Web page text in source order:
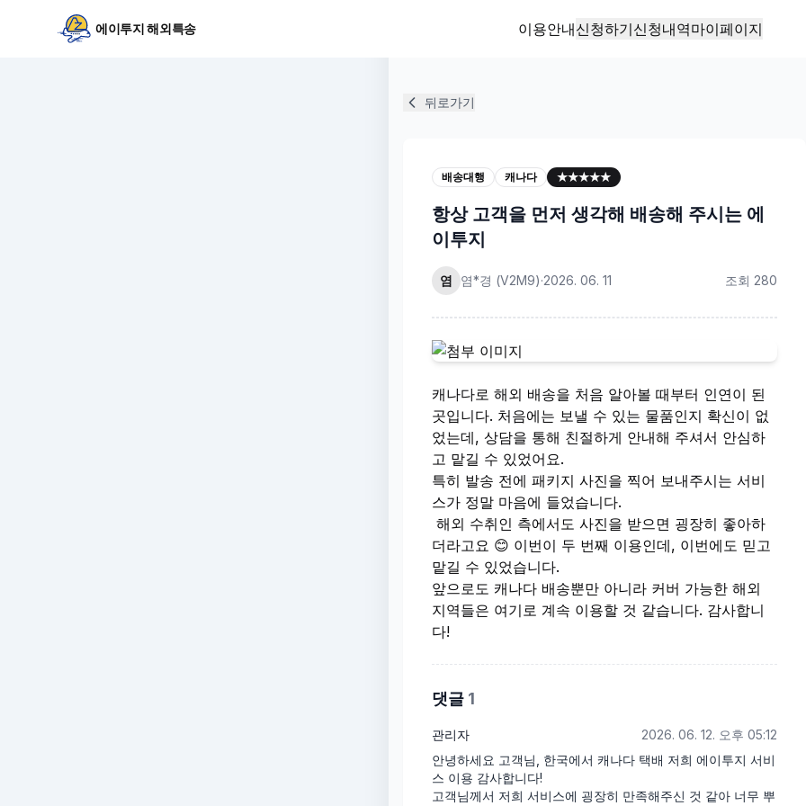
에이투지 해외특송 이용안내신청하기신청내역마이페이지
뒤로가기
배송대행 캐나다 ★★★★★
항상 고객을 먼저 생각해 배송해 주시는 에
이투지
염 염*경 (V2M9)·2026. 06. 11 조회 280
캐나다로 해외 배송을 처음 알아볼 때부터 인연이 된
곳입니다. 처음에는 보낼 수 있는 물품인지 확신이 없
었는데, 상담을 통해 친절하게 안내해 주셔서 안심하
고 맡길 수 있었어요.
특히 발송 전에 패키지 사진을 찍어 보내주시는 서비
스가 정말 마음에 들었습니다.
해외 수취인 측에서도 사진을 받으면 굉장히 좋아하
더라고요 😊 이번이 두 번째 이용인데, 이번에도 믿고
맡길 수 있었습니다.
앞으로도 캐나다 배송뿐만 아니라 커버 가능한 해외
지역들은 여기로 계속 이용할 것 같습니다. 감사합니
다!
댓글 1
관리자
2026. 06. 12. 오후 05:12
안녕하세요 고객님, 한국에서 캐나다 택배 저희 에이투지 서비
스 이용 감사합니다!
고객님께서 저희 서비스에 굉장히 만족해주신 것 같아 너무 뿌